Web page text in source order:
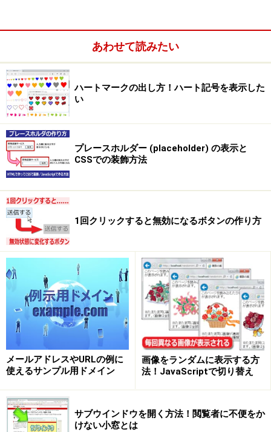
▲Googleの検索結果。キャッシュの方を閲覧するリンクがある。
のアクセスログを閲覧できるなら、クローラーがどれく
らい訪れているのかはすぐに分かります。
今回は、アクセスログを参照できない場合向けの方法を
ご紹介いたします。
それでは、その方法をご紹介致しましょう。
方法は、次のページで！ →
※記事内容は執筆時点のものです。最新の内容をご確認くださ
い。
※OSやアプリ、ソフトのバージョンによっては画面表示、操作方
あわせて読みたい
ハートマークの出し方！ハート記号を表示した
い
プレースホルダー (placeholder) の表示と
CSSでの装飾方法
1回クリックすると無効になるボタンの作り方
メールアドレスやURLの例に
使えるサンプル用ドメイン
画像をランダムに表示する方
法！JavaScriptで切り替え
サブウインドウを開く方法！閲覧者に不便をか
けない小窓とは